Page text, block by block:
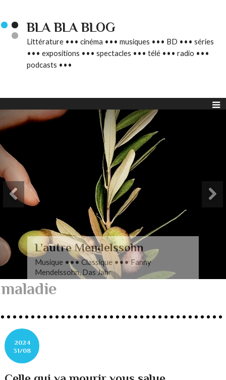
BLA BLA BLOG
Littérature ••• cinéma ••• musiques ••• BD ••• séries
••• expositions ••• spectacles ••• télé ••• radio •••
podcasts •••
L’autre Mendelssohn
Musique ••• Classique ••• Fanny
Mendelssohn, Das Jahr
maladie
2024
31/08